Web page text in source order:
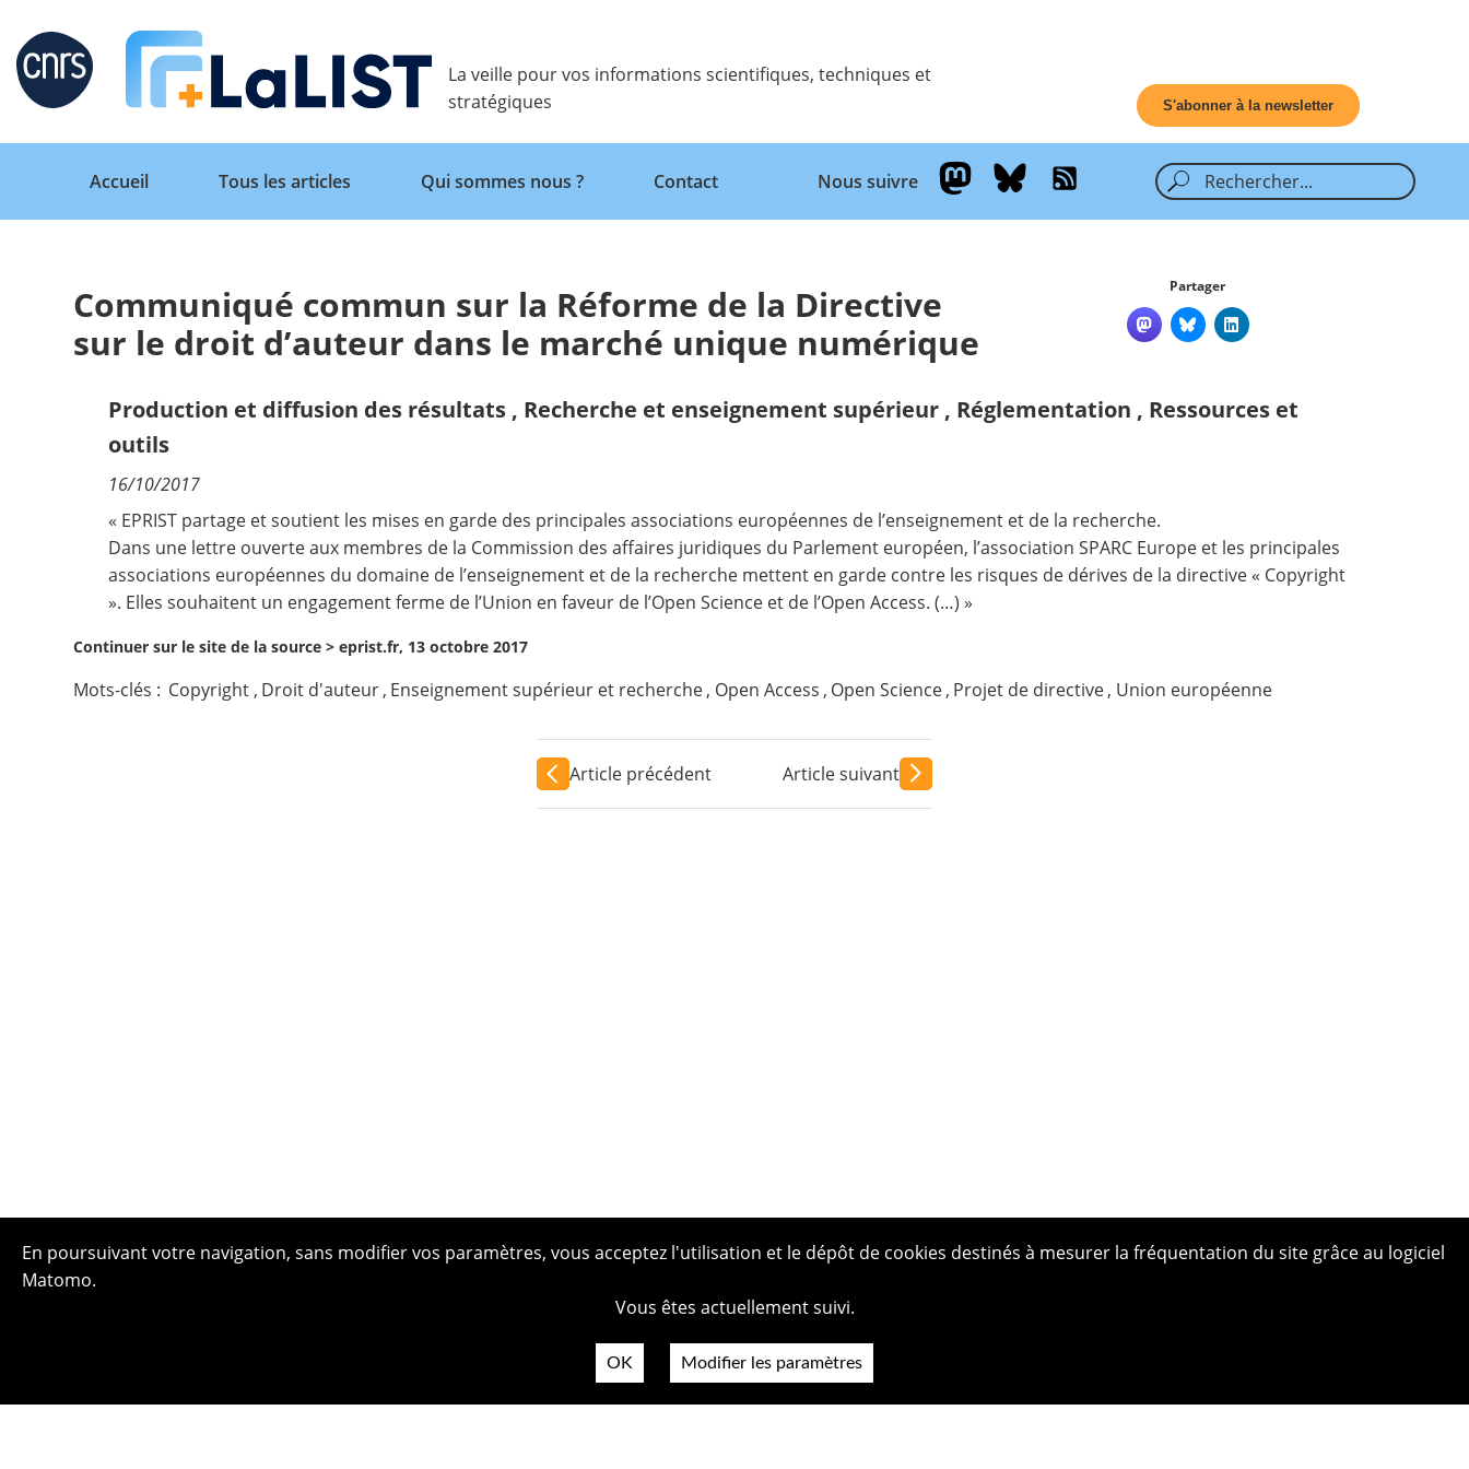
Retour
Accueil
Qui sommes nous ?
Nous suivre
La veille pour vos informations scientifiques, techniques et
stratégiques
S'abonner à la newsletter
Retour
Accueil
Tous les articles Qui sommes nous ? Contact Nous suivre
Communiqué commun sur la Réforme de la Directive
sur le droit d’auteur dans le marché unique numérique
Partager
Production et diffusion des résultats , Recherche et enseignement supérieur , Réglementation , Ressources et
outils
16/10/2017
« EPRIST partage et soutient les mises en garde des principales associations européennes de l’enseignement et de la recherche.
Dans une lettre ouverte aux membres de la Commission des affaires juridiques du Parlement européen, l’association SPARC Europe et les principales
associations européennes du domaine de l’enseignement et de la recherche mettent en garde contre les risques de dérives de la directive « Copyright
». Elles souhaitent un engagement ferme de l’Union en faveur de l’Open Science et de l’Open Access. (…) »
Continuer sur le site de la source >eprist.fr, 13 octobre 2017
Mots-clés : Copyright , Droit d'auteur, Enseignement supérieur et recherche, Open Access , Open Science, Projet de directive, Union européenne
Article précédent Article suivant
En poursuivant votre navigation, sans modifier vos paramètres, vous acceptez l'utilisation et le dépôt de cookies destinés à mesurer la fréquentation du site grâce au logiciel
Matomo.
Vous êtes actuellement suivi.
OK Modifier les paramètres